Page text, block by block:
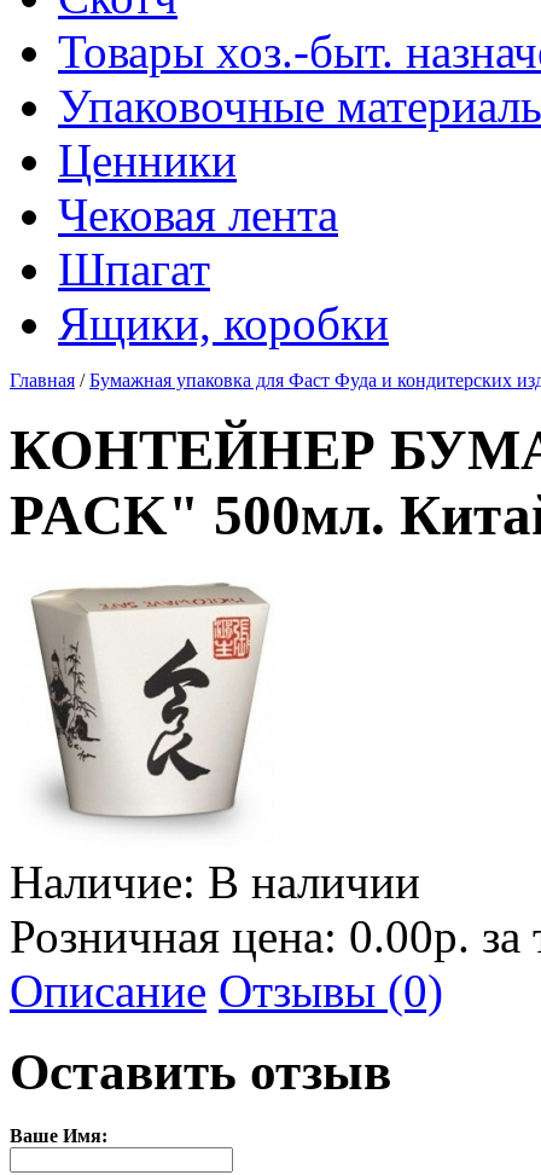
Товары хоз.-быт.
Упаковочные
Ценники
Чековая лента
Шпагат
Ящики, коробки
Главная /Бумажная упаковка для Фаст Фуда и кондитерских
КОНТЕЙНЕР
PACK" 500мл.
Наличие: В наличии
Розничная цена: 0.00р.
Описание Отзывы (0)
Оставить отзыв
Ваше Имя: